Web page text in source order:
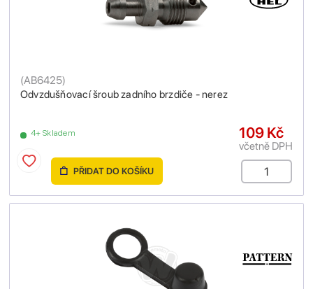
Odvzdušňovací šroub zadního brzdiče - nerez
(AB6425)
4+ Skladem 109 Kč
včetně DPH
PŘIDAT DO KOŠÍKU